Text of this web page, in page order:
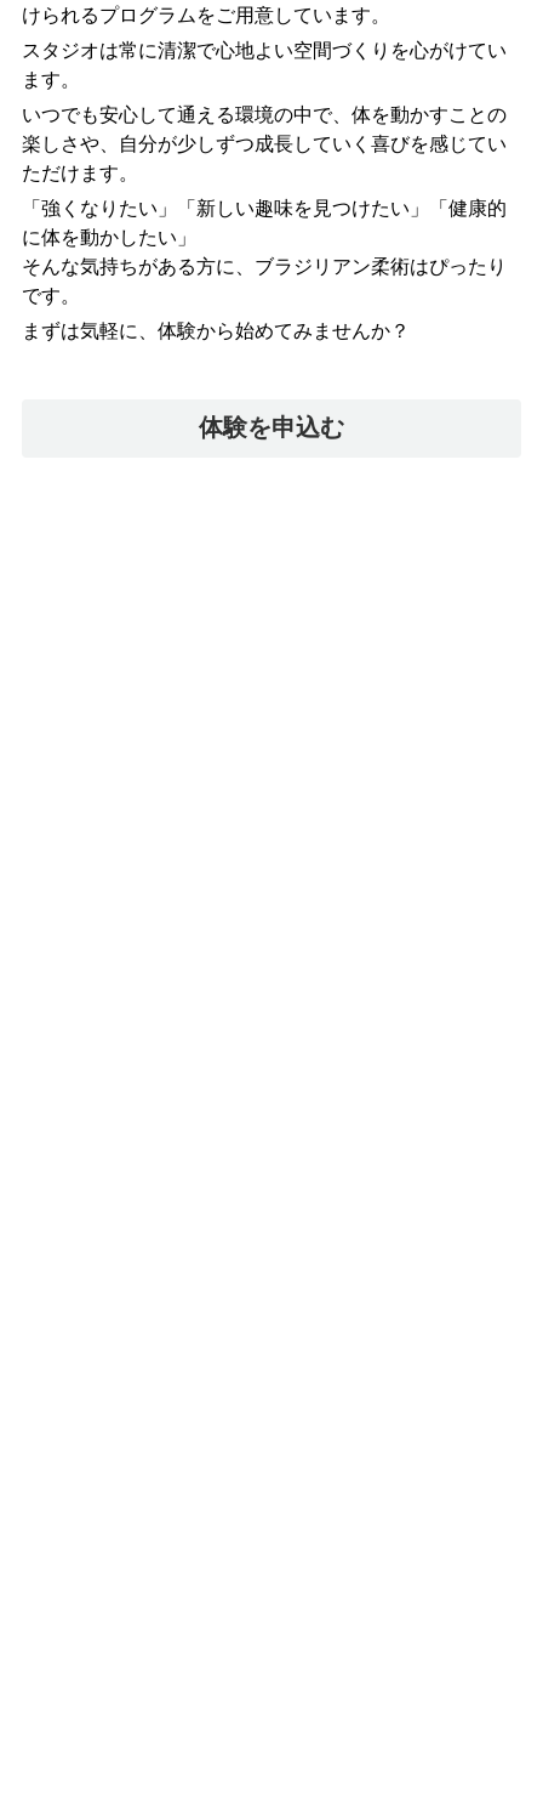
けられるプログラムをご用意しています。
スタジオは常に清潔で心地よい空間づくりを心がけてい
ます。
いつでも安心して通える環境の中で、体を動かすことの
楽しさや、自分が少しずつ成長していく喜びを感じてい
ただけます。
「強くなりたい」「新しい趣味を見つけたい」「健康的
に体を動かしたい」
そんな気持ちがある方に、ブラジリアン柔術はぴったり
です。
まずは気軽に、体験から始めてみませんか？
体験を申込む